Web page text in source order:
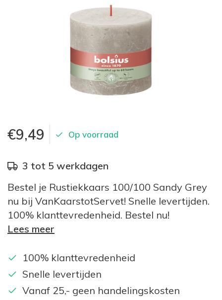
€9,49 Op voorraad
3 tot 5 werkdagen
Bestel je Rustiekkaars 100/100 Sandy Grey
nu bij VanKaarstotServet! Snelle levertijden.
100% klanttevredenheid. Bestel nu!
Lees meer
100% klanttevredenheid
Snelle levertijden
Vanaf 25,- geen handelingskosten